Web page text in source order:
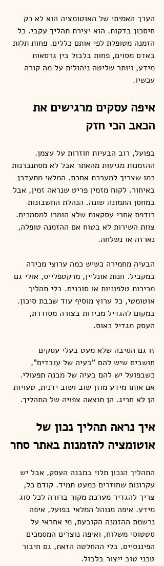
הערך האמיתי של האוטומציה הוא לא רק
חיסכון בדקות. הוא יצירת תהליך עקבי. כל
הזמנה מטופלת לפי אותם כללים. פחות תלות
באדם מסוים, פחות בלבול בין גרסאות
מידע, ויותר שליטה ניהולית על מה קורה
עכשיו.
איפה עסקים מרגישים את
הכאב הכי חזק
בפועל, רוב הבעיות חוזרות על עצמן.
ההזמנות מגיעות מהאתר אבל לא מסתנכרנות
כמו שצריך למערכת אחרת. המלאי מתעדכן
באיחור. לקוח מזמין פריט שנראה זמין, אבל
במחסן התמונה שונה. הנהלת החשבונות
רודפת אחרי עסקאות שלא הומרו למסמכים.
צוות השירות לא בטוח אם ההזמנה טופלה,
נארזה או נשלחה.
הבעיה מחמירה כשיש כמה ערוצי מכירה
במקביל. חנות אונליין, מרקטפלייס, אולי גם
מכירות טלפוניות או סוכנים. בלי תהליך
אוטומטי, כל ערוץ מוסיף עוד שכבת סיכון.
במקום להגדיל מכירות בצורה מסודרת,
העסק מגדיל כאוס.
זו גם הסיבה שלא מעט בעלי עסקים
חושבים שיש להם "בעיה של עובדים",
כשבפועל יש להם בעיה של מבנה תפעולי.
אם אותו מידע מוזן שוב ושוב ידנית, טעויות
הן לא חריג. הן תוצאה צפויה של התהליך.
איך נראה תהליך נכון של
אוטומציה להזמנות באתר סחר
התהליך הנכון תלוי במבנה העסק, אבל יש
עקרונות שחוזרים כמעט תמיד. קודם כל,
צריך להגדיר מערכת מקור ברורה לכל סוג
מידע. איפה מנוהל המלאי בפועל, איפה
נרשמת ההזמנה הקובעת, מי אחראי על
סטטוסי משלוח, ואיפה נוצרים המסמכים
הפיננסיים. בלי ההחלטה הזאת, גם חיבור
טכני טוב ייצור בלבול.